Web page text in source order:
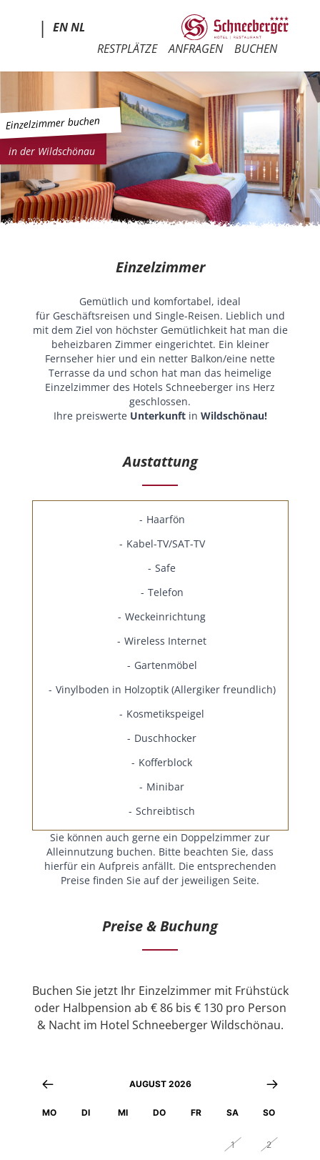
| EN NL
RESTPLÄTZE
ANFRAGEN BUCHEN
Einzelzimmer buchen
in der Wildschönau
Einzelzimmer
Gemütlich und komfortabel, ideal
für Geschäftsreisen und Single-Reisen. Lieblich und
mit dem Ziel von höchster Gemütlichkeit hat man die
beheizbaren Zimmer eingerichtet. Ein kleiner
Fernseher hier und ein netter Balkon/eine nette
Terrasse da und schon hat man das heimelige
Einzelzimmer des Hotels Schneeberger ins Herz
geschlossen.
Ihre preiswerte Unterkunftin Wildschönau!
Austattung
Haarfön
Kabel-TV/SAT-TV
Safe
Telefon
Weckeinrichtung
Wireless Internet
Gartenmöbel
Vinylboden in Holzoptik (Allergiker freundlich)
Kosmetikspeigel
Duschhocker
Kofferblock
Minibar
Schreibtisch
Sie können auch gerne ein Doppelzimmer zur
Alleinnutzung buchen. Bitte beachten Sie, dass
hierfür ein Aufpreis anfällt. Die entsprechenden
Preise finden Sie auf der jeweiligen Seite.
Preise & Buchung
Buchen Sie jetzt Ihr Einzelzimmer mit Frühstück
oder Halbpension ab € 86 bis € 130 pro Person
& Nacht im Hotel Schneeberger Wildschönau.
AUGUST 2026
MO DI MI DO FR SA SO
1 2